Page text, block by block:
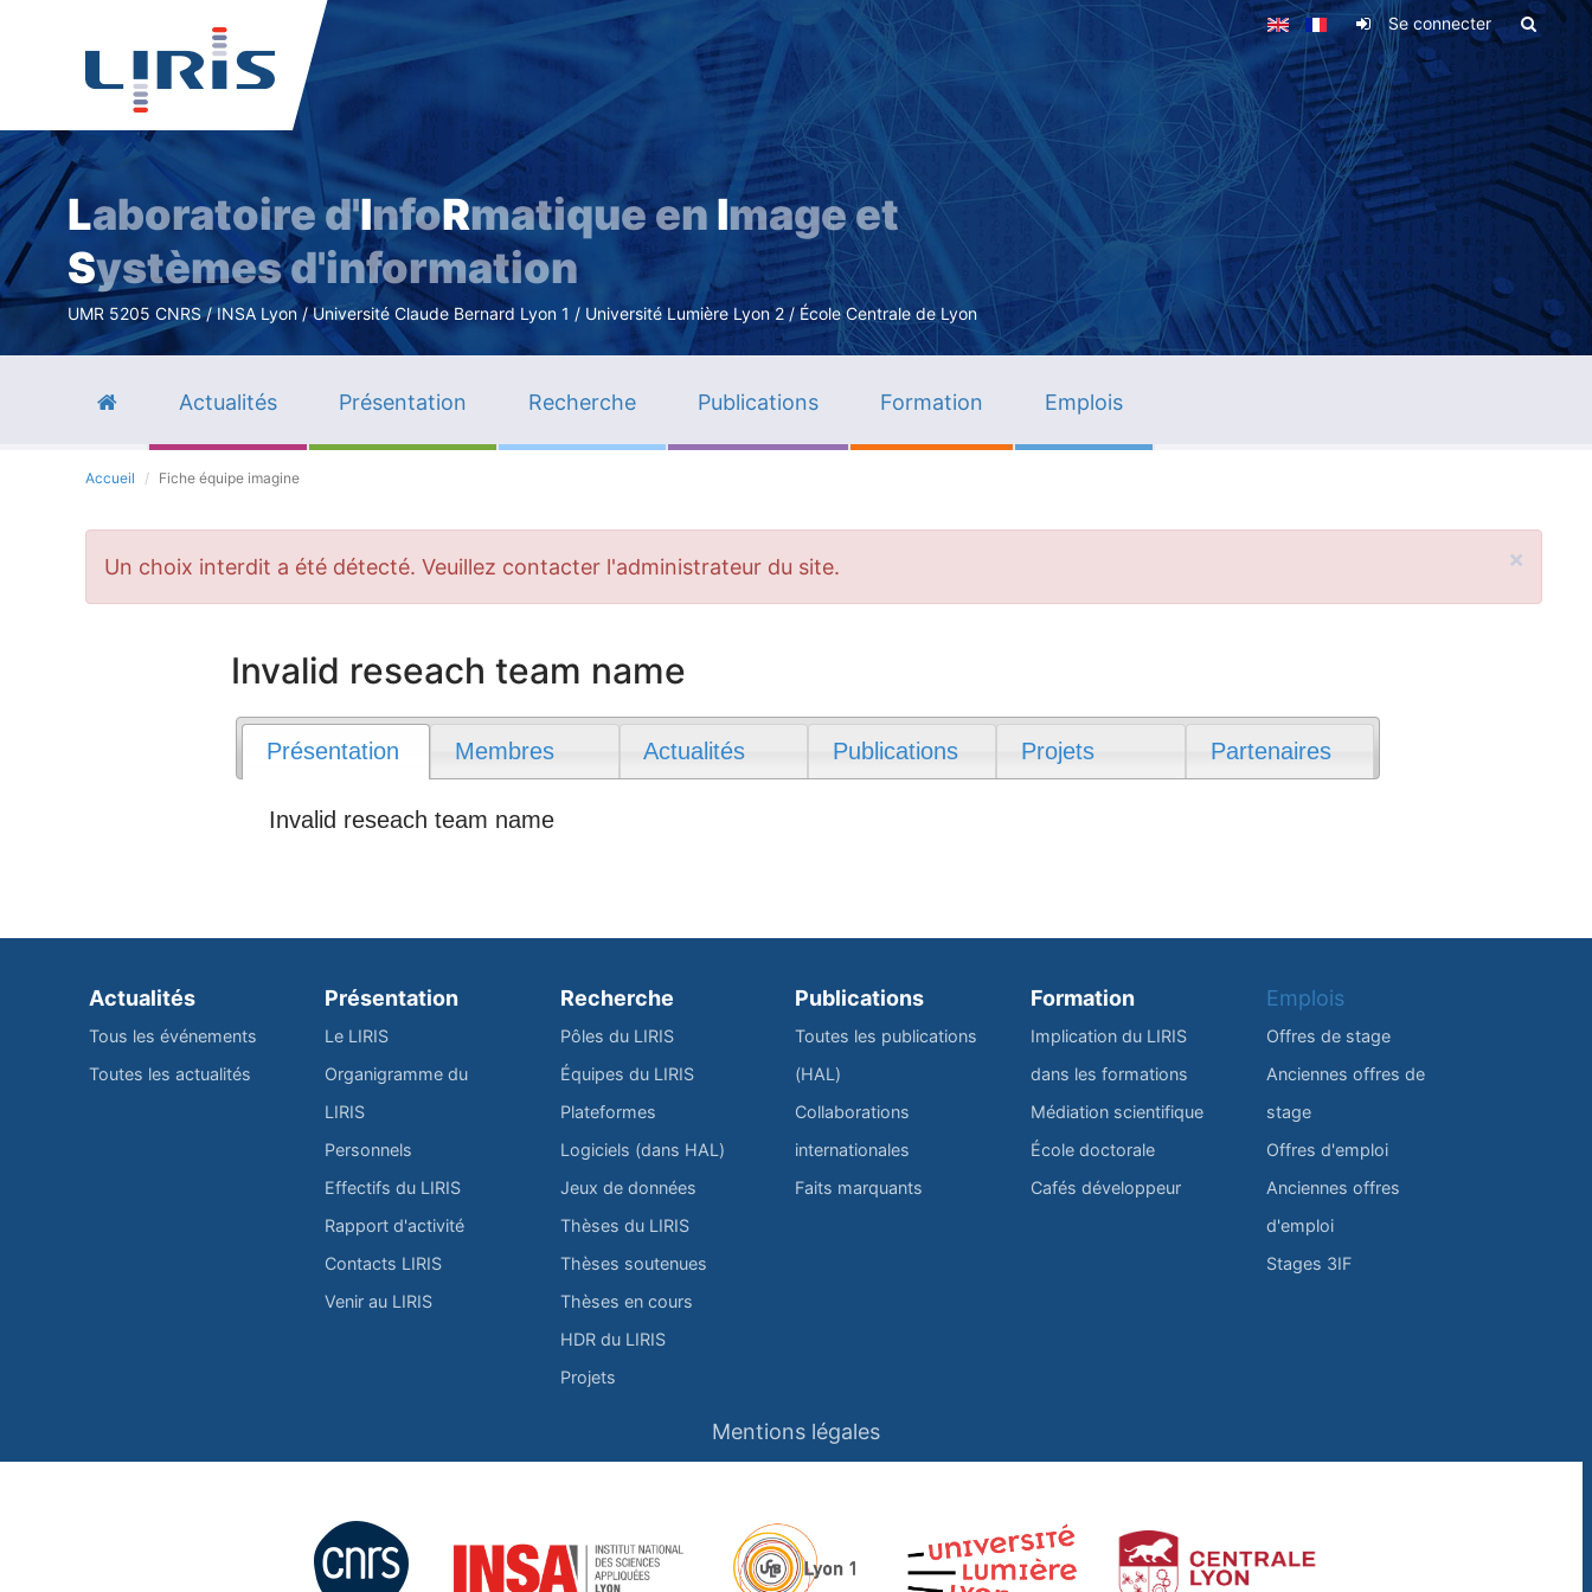
Aller
contenu
principal
Se connecter
Laboratoire d'InfoRmatique en Image et
Systèmes d'information
UMR 5205 CNRS / INSA Lyon / Université Claude Bernard Lyon 1 / Université Lumière Lyon 2 / École Centrale de Lyon
Actualités Présentation Recherche Publications Formation Emplois
Accueil Fiche équipe imagine
×
Message
d'erreur
Un choix interdit a été détecté. Veuillez contacter l'administrateur du site.
Invalid reseach team name
Présentation Membres Actualités Publications Projets Partenaires
Invalid reseach team name
Actualités
Tous les événements
Toutes les actualités
Présentation
Le LIRIS
Organigramme du
LIRIS
Personnels
Effectifs du LIRIS
Rapport d'activité
Contacts LIRIS
Venir au LIRIS
Recherche
Pôles du LIRIS
Équipes du LIRIS
Plateformes
Logiciels (dans HAL)
Jeux de données
Thèses du LIRIS
Thèses soutenues
Thèses en cours
HDR du LIRIS
Projets
Publications
Toutes les publications
(HAL)
Collaborations
internationales
Faits marquants
Formation
Implication du LIRIS
dans les formations
Médiation scientifique
École doctorale
Cafés développeur
Emplois
Offres de stage
Anciennes offres de
stage
Offres d'emploi
Anciennes offres
d'emploi
Stages 3IF
Mentions légales